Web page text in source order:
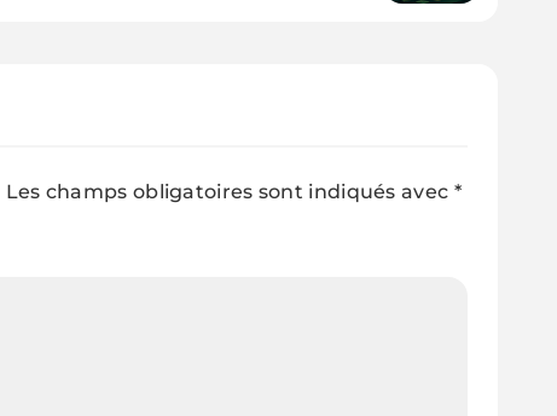
Les champs obligatoires sont indiqués avec *